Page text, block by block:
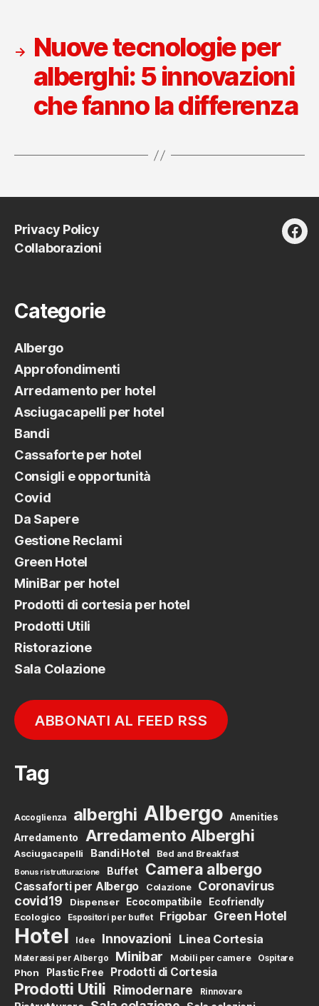
→
Nuove tecnologie per
alberghi: 5 innovazioni
che fanno la differenza
Privacy Policy
Collaborazioni
Categorie
Albergo
Approfondimenti
Arredamento per hotel
Asciugacapelli per hotel
Bandi
Cassaforte per hotel
Consigli e opportunità
Covid
Da Sapere
Gestione Reclami
Green Hotel
MiniBar per hotel
Prodotti di cortesia per hotel
Prodotti Utili
Ristorazione
Sala Colazione
ABBONATI AL FEED RSS
Tag
Accoglienza alberghi Albergo
Amenities
Arredamento
Arredamento Alberghi
Asciugacapelli Bandi Hotel Bed and Breakfast
Bonus ristrutturazione Buffet Camera albergo
Cassaforti per Albergo Colazione
Coronavirus
covid19
Dispenser Ecocompatibile
Ecofriendly
Ecologico
Espositori per buffet Frigobar Green Hotel
Hotel Idee Innovazioni Linea Cortesia
Materassi per Albergo Minibar Mobili per camere Ospitare
Phon Plastic Free Prodotti di Cortesia
Prodotti Utili Rimodernare Rinnovare